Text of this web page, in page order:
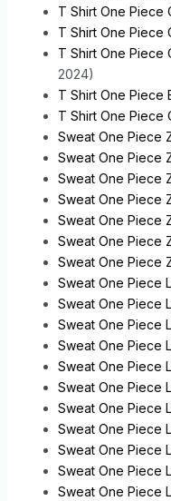
T Shirt One Piece
T Shirt One Piece
T Shirt One Piece
2024)
T Shirt One Piece
T Shirt One Piece
Sweat One Piece
Sweat One Piece
Sweat One Piece
Sweat One Piece
Sweat One Piece
Sweat One Piece
Sweat One Piece
Sweat One Piece
Sweat One Piece
Sweat One Piece
Sweat One Piece
Sweat One Piece
Sweat One Piece
Sweat One Piece
Sweat One Piece
Sweat One Piece
Sweat One Piece
Sweat One Piece